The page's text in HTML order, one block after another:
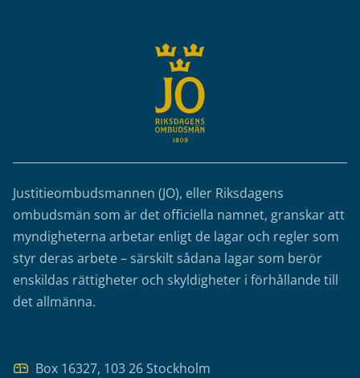
Justitieombudsmannen (JO), eller Riksdagens
ombudsmän som är det officiella namnet, granskar att
myndigheterna arbetar enligt de lagar och regler som
styr deras arbete – särskilt sådana lagar som berör
enskildas rättigheter och skyldigheter i förhållande till
det allmänna.
Box 16327, 103 26 Stockholm